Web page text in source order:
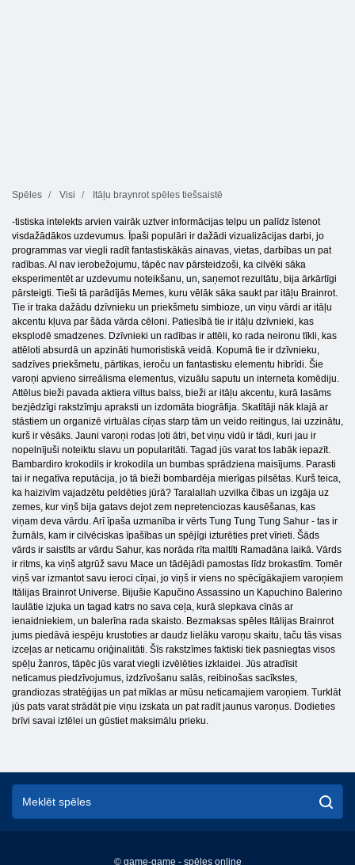
Spēles Visi Itāļu braynrot spēles tiešsaistē
-tistiska intelekts arvien vairāk uztver informācijas telpu un palīdz īstenot
visdažādākos uzdevumus. Īpaši populāri ir dažādi vizualizācijas darbi, jo
programmas var viegli radīt fantastiskākās ainavas, vietas, darbības un pat
radības. AI nav ierobežojumu, tāpēc nav pārsteidzoši, ka cilvēki sāka
eksperimentēt ar uzdevumu noteikšanu, un, saņemot rezultātu, bija ārkārtīgi
pārsteigti. Tieši tā parādījās Memes, kuru vēlāk sāka saukt par itāļu Brainrot.
Tie ir traka dažādu dzīvnieku un priekšmetu simbioze, un viņu vārdi ar itāļu
akcentu kļuva par šāda vārda cēloni. Patiesībā tie ir itāļu dzīvnieki, kas
eksplodē smadzenes. Dzīvnieki un radības ir attēli, ko rada neironu tīkli, kas
attēloti absurdā un apzināti humoristiskā veidā. Kopumā tie ir dzīvnieku,
sadzīves priekšmetu, pārtikas, ieroču un fantastisku elementu hibrīdi. Šie
varoņi apvieno sirreālisma elementus, vizuālu saputu un interneta komēdiju.
Attēlus bieži pavada aktiera viltus balss, bieži ar itāļu akcentu, kurā lasāms
bezjēdzīgi rakstzīmju apraksti un izdomāta biogrāfija. Skatītāji nāk klajā ar
stāstiem un organizē virtuālas cīņas starp tām un veido reitingus, lai uzzinātu,
kurš ir vēsāks. Jauni varoņi rodas ļoti ātri, bet viņu vidū ir tādi, kuri jau ir
nopelnījuši noteiktu slavu un popularitāti. Tagad jūs varat tos labāk iepazīt.
Bambardiro krokodils ir krokodila un bumbas sprādziena maisījums. Parasti
tai ir negatīva reputācija, jo tā bieži bombardēja mierīgas pilsētas. Kurš teica,
ka haizivīm vajadzētu peldēties jūrā? Taralallah uzvilka čības un izgāja uz
zemes, kur viņš bija gatavs dejot zem nepretenciozas kausēšanas, kas
viņam deva vārdu. Arī īpaša uzmanība ir vērts Tung Tung Tung Sahur - tas ir
žurnāls, kam ir cilvēciskas īpašības un spējīgi izturēties pret vīrieti. Šāds
vārds ir saistīts ar vārdu Sahur, kas norāda rīta maltīti Ramadāna laikā. Vārds
ir ritms, ka viņš atgrūž savu Mace un tādējādi pamostas līdz brokastīm. Tomēr
viņš var izmantot savu ieroci cīņai, jo viņš ir viens no spēcīgākajiem varoņiem
Itālijas Brainrot Universe. Bijušie Kapučino Assassino un Kapuchino Balerino
laulātie izjuka un tagad katrs no sava ceļa, kurā slepkava cīnās ar
ienaidniekiem, un balerīna rada skaisto. Bezmaksas spēles Itālijas Brainrot
jums piedāvā iespēju krustoties ar daudz lielāku varoņu skaitu, taču tās visas
izceļas ar neticamu oriģinalitāti. Šīs rakstzīmes faktiski tiek pasniegtas visos
spēļu žanros, tāpēc jūs varat viegli izvēlēties izklaidei. Jūs atradīsit
neticamus piedzīvojumus, izdzīvošanu salās, reibinošas sacīkstes,
grandiozas stratēģijas un pat mīklas ar mūsu neticamajiem varoņiem. Turklāt
jūs pats varat strādāt pie viņu izskata un pat radīt jaunus varoņus. Dodieties
brīvi savai iztēlei un gūstiet maksimālu prieku.
© game-game - spēles online